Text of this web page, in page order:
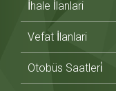
İhale İlanlari
Vefat İlanlari
Otobüs Saatleri̇